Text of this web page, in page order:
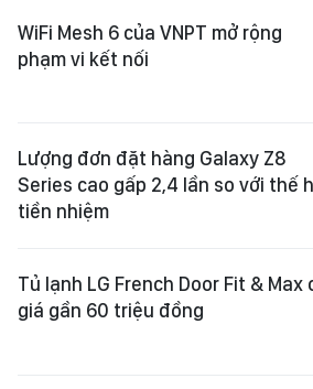
WiFi Mesh 6 của VNPT mở rộng
phạm vi kết nối
Lượng đơn đặt hàng Galaxy Z8
Series cao gấp 2,4 lần so với thế
tiền nhiệm
Tủ lạnh LG French Door Fit & Max
giá gần 60 triệu đồng